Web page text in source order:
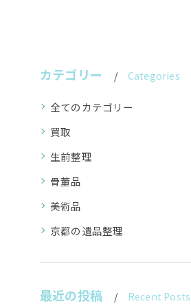
カテゴリー Categories
全てのカテゴリー
買取
生前整理
骨董品
美術品
京都の遺品整理
最近の投稿 Recent Posts